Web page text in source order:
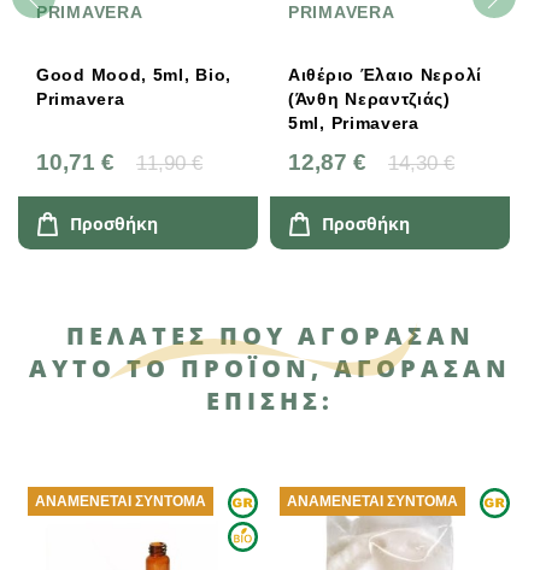
PRIMAVERA
Good Mood, 5ml, Bio,
Primavera
10,71 € 11,90 €
Προσθήκη
PRIMAVERA
Αιθέριο Έλαιο Νερολί
(Άνθη Νεραντζιάς)
5ml, Primavera
12,87 € 14,30 €
Προσθήκη
ΠΕΛΆΤΕΣ ΠΟΥ ΑΓΌΡΑΣΑΝ
ΑΥΤΌ ΤΟ ΠΡΟΪΌΝ, ΑΓΌΡΑΣΑΝ
ΕΠΊΣΗΣ:
ΑΝΑΜΈΝΕΤΑΙ ΣΎΝΤΟΜΑ ΑΝΑΜΈΝΕΤΑΙ ΣΎΝΤΟΜΑ